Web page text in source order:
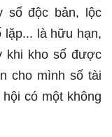
số độc bản, lộc
lặp... là hữu hạn,
khi kho số được
cho mình số tài
có một không